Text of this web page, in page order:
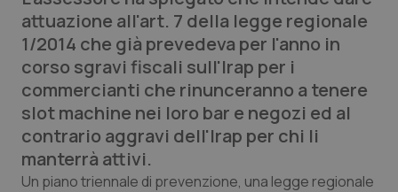
Edizioni Regionali
QS Pro
Professionisti Sanitari.AI
Abruzzo
QS Pro Gold
attuazione all'art. 7 della legge regionale
1/2014 che già prevedeva per l'anno in
corso sgravi fiscali sull'Irap per i
commercianti che rinunceranno a tenere
slot machine nei loro bar e negozi ed al
contrario aggravi dell'Irap per chi li
manterrà attivi.
Un piano triennale di prevenzione, una legge regionale